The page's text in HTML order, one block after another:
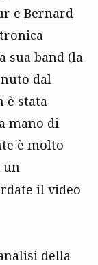
e Bernard
sua band (la
dal
è stata
mano di
è molto
un
il video
della